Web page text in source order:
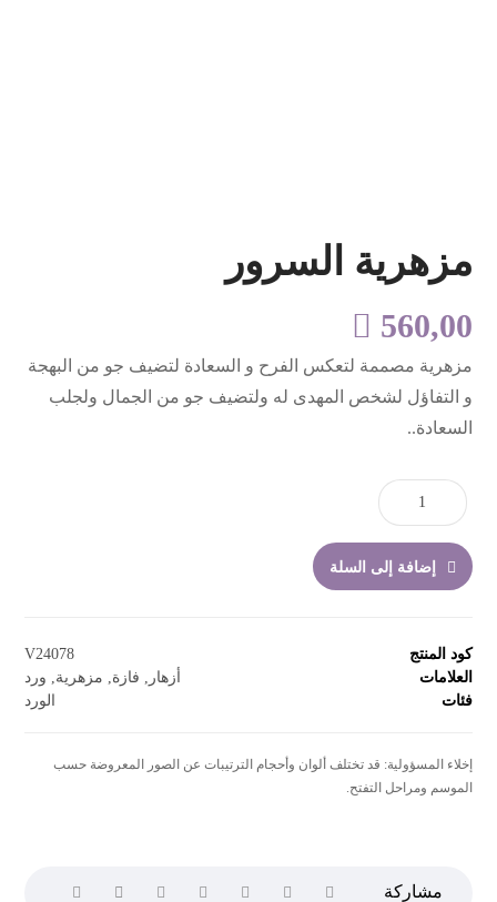
مزهرية السرور
 560,00
مزهرية مصممة لتعكس الفرح و السعادة لتضيف جو من البهجة
و التفاؤل لشخص المهدى له ولتضيف جو من الجمال ولجلب
السعادة..
إضافة إلى السلة
كود المنتج
V24078
العلامات
أزهار فازة مزهرية
ورد
فئات
الورد
إخلاء المسؤولية: قد تختلف ألوان وأحجام الترتيبات عن الصور المعروضة حسب
الموسم ومراحل التفتح.